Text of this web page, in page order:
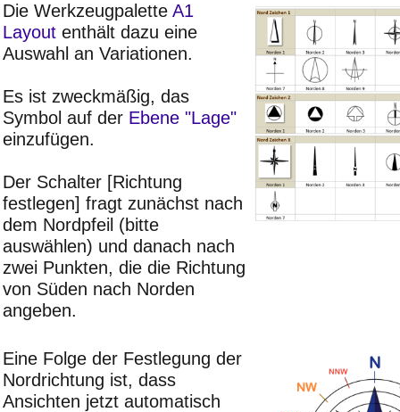
Die Werkzeugpalette A1
Layout enthält dazu eine
Auswahl an Variationen.
Es ist zweckmäßig, das
Symbol auf der Ebene "Lage"
einzufügen.
Der Schalter [Richtung
festlegen] fragt zunächst nach
dem Nordpfeil (bitte
auswählen) und danach nach
zwei Punkten, die die Richtung
von Süden nach Norden
angeben.
Eine Folge der Festlegung der
Nordrichtung ist, dass
Ansichten jetzt automatisch